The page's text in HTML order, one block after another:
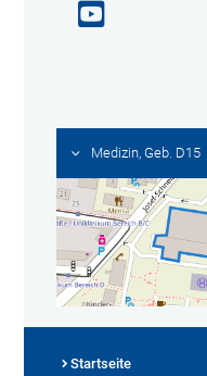
Medizin, Geb. D15
Startseite